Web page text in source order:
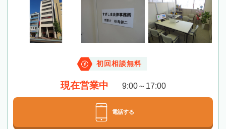
初回相談無料
現在営業中 9:00～17:00
電話する